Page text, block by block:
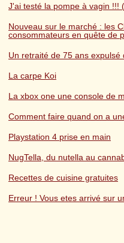
J'ai testé la pompe à vagin !!!
Nouveau sur le marché : les
consommateurs en quête de
Un retraité de 75 ans expulsé
La carpe Koi
La xbox one une console de
Comment faire quand on a
Playstation 4 prise en main
NugTella, du nutella au
Recettes de cuisine gratuites
Erreur ! Vous etes arrivé sur